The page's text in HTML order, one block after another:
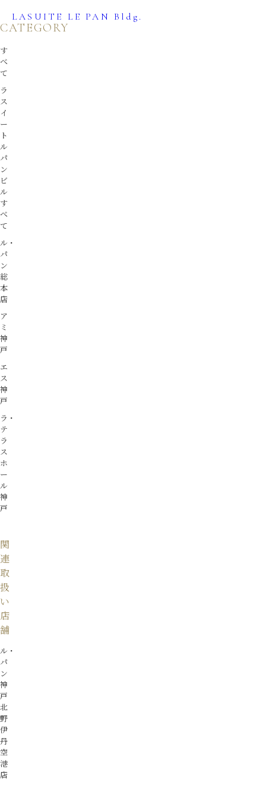
LASUITE LE PAN Bldg.
TOPICS
おすすめ情報
CATEGORY
す
べ
て
ラ
ス
イ
ー
ト
ル
パ
ン
ビ
ル
す
べ
て
ル・
パ
ン
総
本
店
ア
ミ
神
戸
エ
ス
神
戸
ラ・
テ
ラ
ス
ホ
ー
ル
神
戸
関
連
取
扱
い
店
舗
ル・
パ
ン
神
戸
北
野
伊
丹
空
港
店